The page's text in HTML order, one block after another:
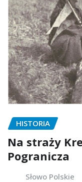
HISTORIA
Na straży
Pogranicza
Słowo Polskie